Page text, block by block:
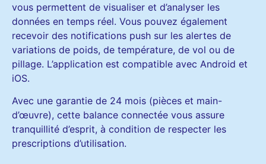
vous permettent de visualiser et d’analyser les
données en temps réel. Vous pouvez également
recevoir des notifications push sur les alertes de
variations de poids, de température, de vol ou de
pillage. L’application est compatible avec Android et
iOS.
Avec une garantie de 24 mois (pièces et main-
d’œuvre), cette balance connectée vous assure
tranquillité d’esprit, à condition de respecter les
prescriptions d’utilisation.